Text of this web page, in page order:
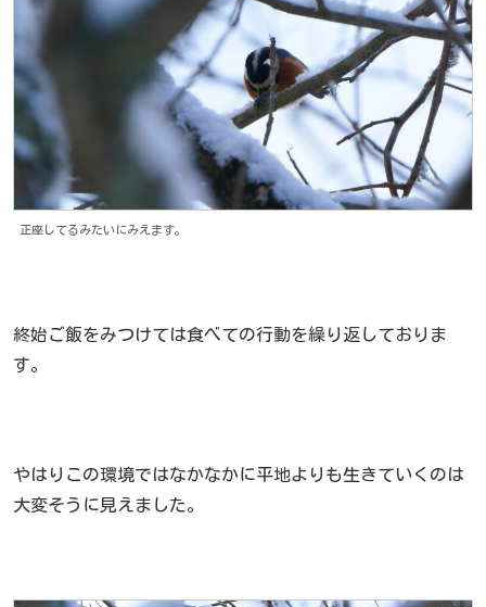
正座してるみたいにみえます。
終始ご飯をみつけては食べての行動を繰り返しておりま
す。
やはりこの環境ではなかなかに平地よりも生きていくのは
大変そうに見えました。